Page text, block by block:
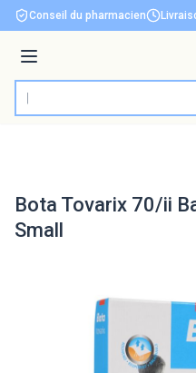
Aller au contenu
Conseil du pharmacien
Menu
Rechercher
Bota Tovarix 70/ii
Small